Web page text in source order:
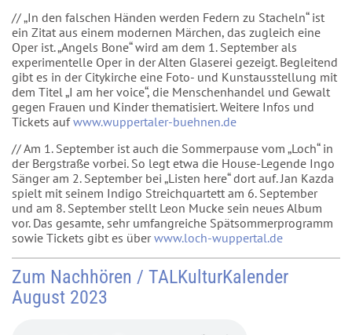
// „In den falschen Händen werden Federn zu Stacheln“ ist
ein Zitat aus einem modernen Märchen, das zugleich eine
Oper ist. „Angels Bone“ wird am dem 1. September als
experimentelle Oper in der Alten Glaserei gezeigt. Begleitend
gibt es in der Citykirche eine Foto- und Kunstausstellung mit
dem Titel „I am her voice“, die Menschenhandel und Gewalt
gegen Frauen und Kinder thematisiert. Weitere Infos und
Tickets aufwww.wuppertaler-buehnen.de
// Am 1. September ist auch die Sommerpause vom „Loch“ in
der Bergstraße vorbei. So legt etwa die House-Legende Ingo
Sänger am 2. September bei „Listen here“ dort auf. Jan Kazda
spielt mit seinem Indigo Streichquartett am 6. September
und am 8. September stellt Leon Mucke sein neues Album
vor. Das gesamte, sehr umfangreiche Spätsommerprogramm
sowie Tickets gibt es überwww.loch-wuppertal.de
Zum Nachhören / TALKulturKalender
August 2023